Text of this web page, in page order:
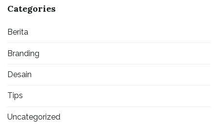
Categories
Berita
Branding
Desain
Tips
Uncategorized